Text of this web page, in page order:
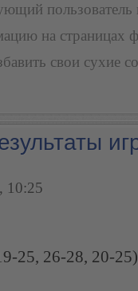
пользователь
на страницах
свои сухие
10:25
25, 26-28, 20-25)